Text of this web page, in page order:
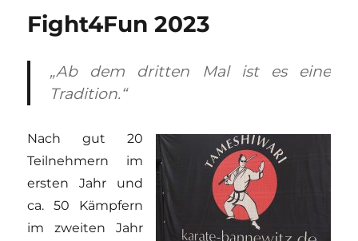
Fight4Fun 2023
„Ab dem dritten Mal ist es eine
Tradition.“
Nach gut 20
Teilnehmern im
ersten Jahr und
ca. 50 Kämpfern
im zweiten Jahr